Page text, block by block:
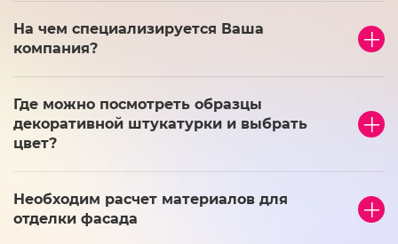
На чем специализируется Ваша
компания?
Где можно посмотреть образцы
декоративной штукатурки и выбрать
цвет?
Необходим расчет материалов для
отделки фасада